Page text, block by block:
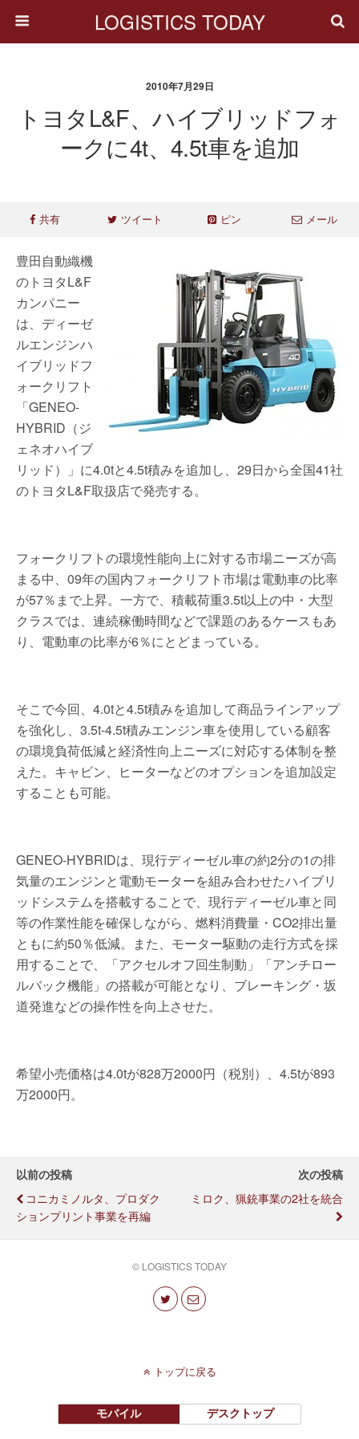
LOGISTICS TODAY
2010年7月29日
トヨタL&F、ハイブリッドフォ
ークに4t、4.5t車を追加
共有 ツイート ピン メール
豊田自動織機
のトヨタL&F
カンパニー
は、ディーゼ
ルエンジンハ
イブリッドフ
ォークリフト
「GENEO-
HYBRID（ジ
ェネオハイブ
リッド）」に4.0tと4.5t積みを追加し、29日から全国41社
のトヨタL&F取扱店で発売する。
フォークリフトの環境性能向上に対する市場ニーズが高
まる中、09年の国内フォークリフト市場は電動車の比率
が57％まで上昇。一方で、積載荷重3.5t以上の中・大型
クラスでは、連続稼働時間などで課題のあるケースもあ
り、電動車の比率が6％にとどまっている。
そこで今回、4.0tと4.5t積みを追加して商品ラインアップ
を強化し、3.5t-4.5t積みエンジン車を使用している顧客
の環境負荷低減と経済性向上ニーズに対応する体制を整
えた。キャビン、ヒーターなどのオプションを追加設定
することも可能。
GENEO-HYBRIDは、現行ディーゼル車の約2分の1の排
気量のエンジンと電動モーターを組み合わせたハイブリ
ッドシステムを搭載することで、現行ディーゼル車と同
等の作業性能を確保しながら、燃料消費量・CO2排出量
ともに約50％低減。また、モーター駆動の走行方式を採
用することで、「アクセルオフ回生制動」「アンチロー
ルバック機能」の搭載が可能となり、ブレーキング・坂
道発進などの操作性を向上させた。
希望小売価格は4.0tが828万2000円（税別）、4.5tが893
万2000円。
以前の投稿
コニカミノルタ、プロダク
ションプリント事業を再編
次の投稿
ミロク、猟銃事業の2社を統合
© LOGISTICS TODAY
トップに戻る
モバイル デスクトップ